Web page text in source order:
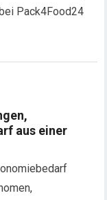
Pack4Food24
aus einer